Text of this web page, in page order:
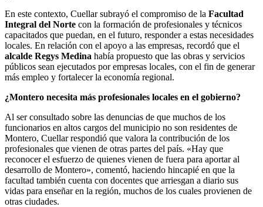
En este contexto, Cuellar subrayó el compromiso de la Facultad
Integral del Norte con la formación de profesionales y técnicos
capacitados que puedan, en el futuro, responder a estas necesidades
locales. En relación con el apoyo a las empresas, recordó que el
alcalde Regys Medina había propuesto que las obras y servicios
públicos sean ejecutados por empresas locales, con el fin de generar
más empleo y fortalecer la economía regional.
¿Montero necesita más profesionales locales en el gobierno?
Al ser consultado sobre las denuncias de que muchos de los
funcionarios en altos cargos del municipio no son residentes de
Montero, Cuellar respondió que valora la contribución de los
profesionales que vienen de otras partes del país. «Hay que
reconocer el esfuerzo de quienes vienen de fuera para aportar al
desarrollo de Montero», comentó, haciendo hincapié en que la
facultad también cuenta con docentes que arriesgan a diario sus
vidas para enseñar en la región, muchos de los cuales provienen de
otras ciudades.